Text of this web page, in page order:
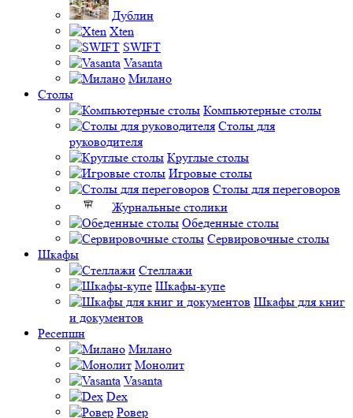
Дублин
Xten
SWIFT
Vasanta
Милано
Столы
Компьютерные столы
Столы для
руководителя
Круглые столы
Игровые столы
Столы для переговоров
Журнальные столики
Обеденные столы
Сервировочные столы
Шкафы
Стеллажи
Шкафы-купе
Шкафы для книг
и документов
Ресепшн
Милано
Монолит
Vasanta
Dex
Ровер